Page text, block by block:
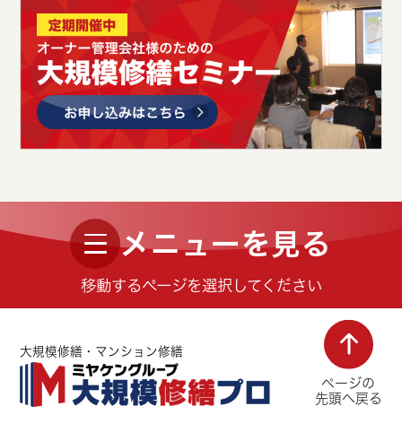
メニューを見る
移動するページを選択してください
ページの
先頭へ戻る
大規模修繕・マンション修繕